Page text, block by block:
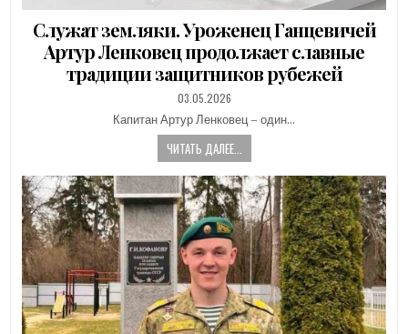
Служат земляки. Уроженец Ганцевичей
Артур Ленковец продолжает славные
традиции защитников рубежей
PUBLISHED
DATE:
03.05.2026
Капитан Артур Ленковец – один…
ЧИТАТЬ ДАЛЕЕ...